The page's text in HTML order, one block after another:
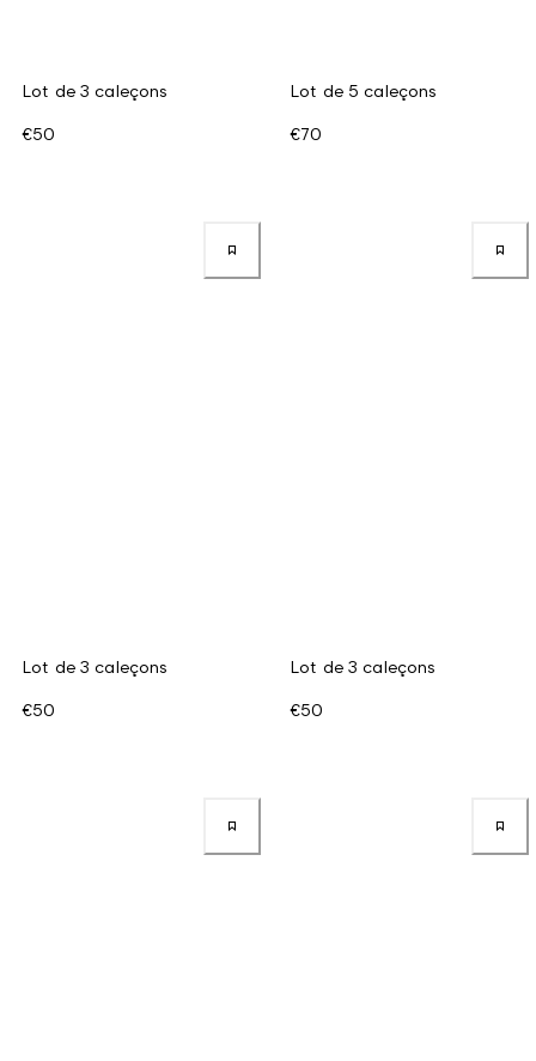
Lot de 3 caleçons
€50
Lot de 5 caleçons
€70
Lot de 3 caleçons
€50
Lot de 3 caleçons
€50